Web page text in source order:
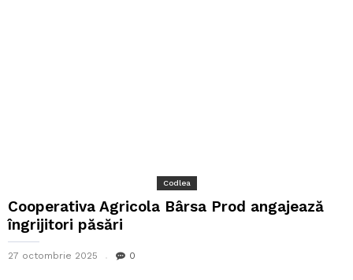
Codlea
Cooperativa Agricola Bârsa Prod angajează
îngrijitori păsări
27 octombrie 2025 0